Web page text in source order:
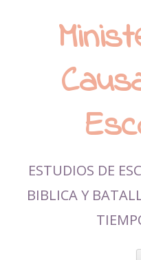
ESTUDIOS DE
BIBLICA Y